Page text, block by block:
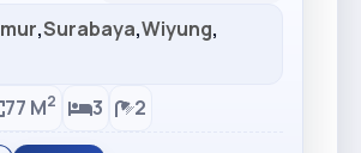
,Surabaya,Wiyung,
77 M2 3 2